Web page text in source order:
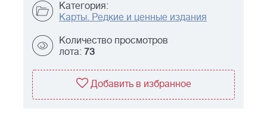
Категория:
Карты. Редкие и ценные издания
Количество просмотров
лота: 73
Добавить в избранное